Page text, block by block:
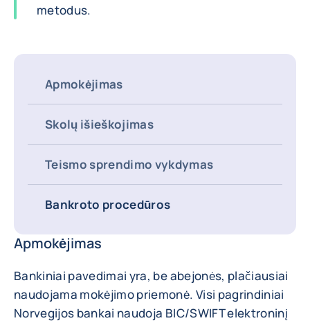
metodus.
Apmokėjimas
Skolų išieškojimas
Teismo sprendimo vykdymas
Bankroto procedūros
Apmokėjimas
Bankiniai pavedimai yra, be abejonės, plačiausiai
naudojama mokėjimo priemonė. Visi pagrindiniai
Norvegijos bankai naudoja BIC/SWIFT elektroninį